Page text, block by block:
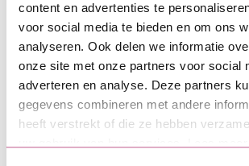
content en advertenties te
voor social media te bieden en om ons
analyseren. Ook delen we informatie
onze site met onze partners voor social
adverteren en analyse. Deze partners
gegevens combineren met andere
heeft verstrekt of die ze hebben
Tijdens de ALV stemmen de VvE-
nemen maatregelen. Ze stemmen
het aangaan van de lening, de
servicekosten en begroting, en het
(duurzame)
pak je zo’n vergadering aan? We
met tips en voorbeeldteksten. Die